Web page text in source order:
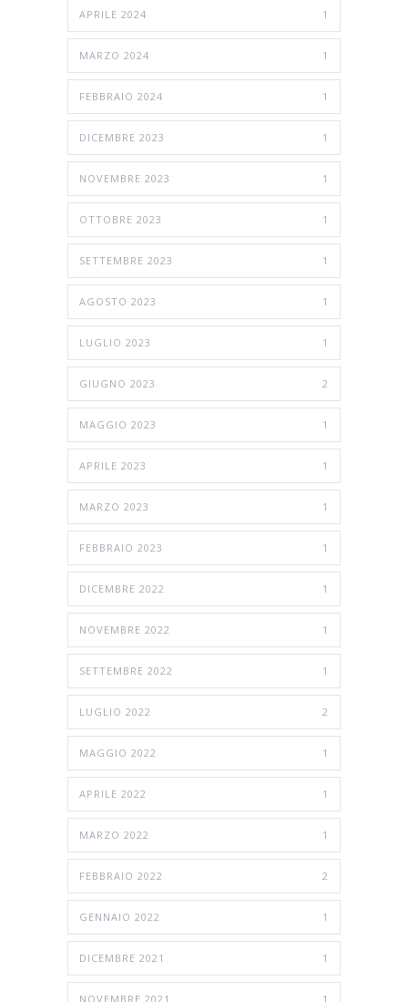
APRILE 2024 1
MARZO 2024 1
FEBBRAIO 2024 1
DICEMBRE 2023 1
NOVEMBRE 2023 1
OTTOBRE 2023 1
SETTEMBRE 2023 1
AGOSTO 2023 1
LUGLIO 2023 1
GIUGNO 2023 2
MAGGIO 2023 1
APRILE 2023 1
MARZO 2023 1
FEBBRAIO 2023 1
DICEMBRE 2022 1
NOVEMBRE 2022 1
SETTEMBRE 2022 1
LUGLIO 2022 2
MAGGIO 2022 1
APRILE 2022 1
MARZO 2022 1
FEBBRAIO 2022 2
GENNAIO 2022 1
DICEMBRE 2021 1
NOVEMBRE 2021 1